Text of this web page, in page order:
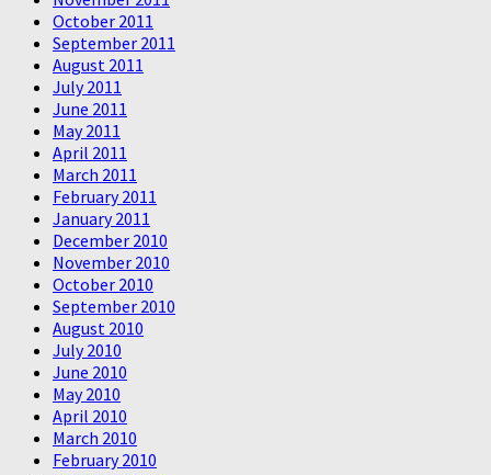
October 2011
September 2011
August 2011
July 2011
June 2011
May 2011
April 2011
March 2011
February 2011
January 2011
December 2010
November 2010
October 2010
September 2010
August 2010
July 2010
June 2010
May 2010
April 2010
March 2010
February 2010